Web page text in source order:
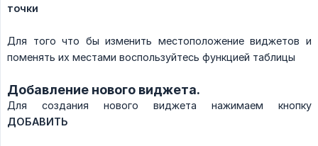
точки
Для того что бы изменить местоположение виджетов и
поменять их местами воспользуйтесь функцией таблицы
Добавление нового виджета.
Для создания нового виджета нажимаем кнопку
ДОБАВИТЬ